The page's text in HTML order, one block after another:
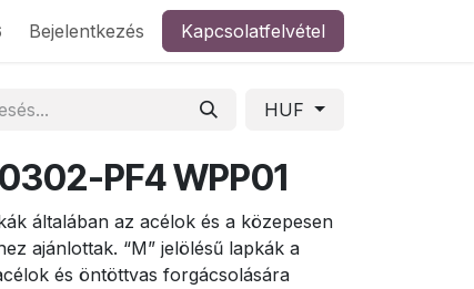
Bejelentkezés Kapcsolatfelvétel
HUF
PF4 WPP01
általában az acélok és a közepesen
ajánlottak. “M” jelölésű lapkák a
és öntöttvas forgácsolására